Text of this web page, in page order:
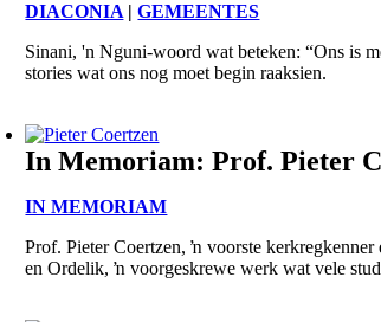
DIACONIA |GEMEENTES
Sinani, 'n Nguni-woord wat beteken: “Ons is
stories wat ons nog moet begin raaksien.
In Memoriam: Prof. Pieter
IN MEMORIAM
Prof. Pieter Coertzen, ŉ voorste
en Ordelik, ŉ voorgeskrewe werk wat vele